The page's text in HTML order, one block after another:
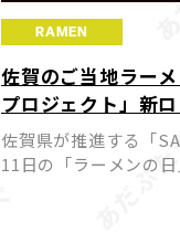
RAMEN
佐賀のご当地ラー
プロジェクト」新
ンが7月11日スター
佐賀県が推進する「
11日の「ラーメンの